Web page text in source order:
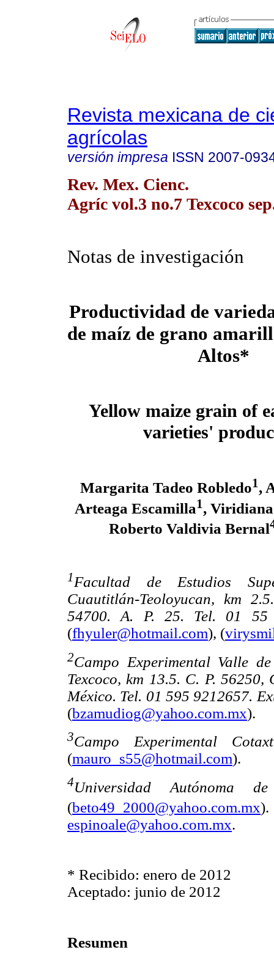
Revista mexicana de
agrícolas
versión impresa ISSN 2007-
Rev. Mex. Cienc.
Agríc vol.3 no.7 Texcoco
Notas de investigación
Productividad de
de maíz de grano
Altos*
Yellow maize grain of
varieties'
Margarita Tadeo Robledo1,
Arteaga Escamilla1,
Roberto Valdivia Bernal
1Facultad de Estudios
Cuautitlán-Teoloyucan, km
54700. A. P. 25. Tel. 01 55
(fhyuler@hotmail.com), (
2Campo Experimental Valle
Texcoco, km 13.5. C. P.
México. Tel. 01 595 9212657.
(bzamudiog@yahoo.com.mx).
3Campo Experimental
(mauro_s55@hotmail.com).
4Universidad Autónoma
(beto49_2000@yahoo.com.mx
espinoale@yahoo.com.mx.
* Recibido: enero de 2012
Aceptado: junio de 2012
Resumen